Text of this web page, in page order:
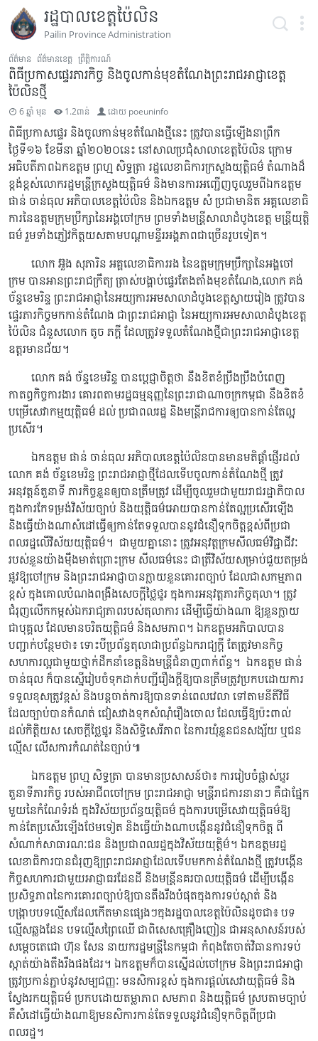
រដ្ឋបាលខេត្តប៉ៃលិន
Pailin Province Administration
ព័ត៌មាន ព័ត៌មានខេត្ត ព្រឹត្តិការណ៍
ពិធីប្រកាសផ្ទេរភារកិច្ច និងចូលកាន់មុខតំណែងព្រះរាជអាជ្ញាខេត្ត
ប៉ៃលិនថ្មី
6 ឆ្នាំ មុន 1.2ពាន់ ដោយ poeuninfo
ពិធីប្រកាសផ្ទេរ និងចូលកាន់មុខតំណែងថ្មីនេះ ត្រូវបានធ្វើឡើងនាព្រឹក
ថ្ងៃទី១៦ ខែមីនា ឆ្នាំ២០២០នេះ នៅសាលប្រជុំសាលាខេត្តប៉ៃលិន ក្រោម
អធិបតីភាពឯកឧត្តម ព្រហ្ម សិទ្ធត្រា រដ្ឋលេខាធិការក្រសួងយុត្តិធម៌ តំណាងដ៏
ខ្ពង់ខ្ពស់លោករដ្ឋមន្ត្រីក្រសួងយុត្តិធម៌ និងមានការអញ្ជើញចូលរួមពីឯកឧត្តម
ផាន់ ចាន់ធុល អភិបាលខេត្តប៉ៃលិន និងឯកឧត្តម សំ ប្រជាមានិត អគ្គលេខាធិ
ការនៃឧត្តមក្រុមប្រឹក្សានៃអង្គចៅក្រម ព្រមទាំងមន្ត្រីសាលាដំបូងខេត្ត មន្ត្រីយុត្តិ
ធម៌ រួមទាំងភ្ញៀវកិត្តយសតាមបណ្តាមន្ទីរអង្គភាពជាច្រើនរូបទៀត។
លោក អ៊ួង សុភារិន អគ្គលេខាធិការរង នៃឧត្តមក្រុមប្រឹក្សានៃអង្គចៅ
ក្រម បានអានព្រះរាជក្រឹត្យ ត្រាស់បង្គាប់ផ្ទេរតែងតាំងមុខតំណែង,លោក គង់
ច័ន្ទខេមរិន្ទ ព្រះរាជអាជ្ញានៃអយ្យការអមសាលាដំបូងខេត្តស្វាយរៀង ត្រូវបាន
ផ្ទេរភារកិច្ចមកកាន់តំណែង ជាព្រះរាជអាជ្ញា នៃអយ្យការអមសាលាដំបូងខេត្ត
ប៉ៃលិន ជំនួសលោក តូច ភក្តី ដែលត្រូវទទួលតំណែងថ្មីជាព្រះរាជអាជ្ញាខេត្ត
ឧត្តរមានជ័យ។
លោក គង់ ច័ន្ទខេមរិន្ទ បានប្តេជ្ញាចិត្តថា នឹងខិតខំប្រឹងប្រឹងបំពេញ
កាតព្វកិច្ចការងារ គោរពតាមរដ្ឋធម្មនុញ្ញនៃព្រះរាជាណាចក្រកម្ពុជា នឹងខិតខំ
បម្រើសេវាកម្មយុត្តិធម៌ ដល់ ប្រជាពលរដ្ឋ និងមន្ត្រីរាជការឲ្យបានកាន់តែល្អ
ប្រសើរ។
ឯកឧត្តម ផាន់ ចាន់ធុល អភិបាលខេត្តប៉ៃលិនបានមានមតិផ្តាំផ្ញើរដល់
លោក គង់ ច័ន្ទខេមរិន្ទ ព្រះរាជអាជ្ញាថ្មីដែលទើបចូលកាន់តំណែងថ្មី ត្រូវ
អនុវត្តន៍តួនាទី ភារកិច្ចខ្លួនឲ្យបានត្រឹមត្រូវ ដើម្បីចូលរួមជាមួយរាជរដ្ឋាភិបាល
ក្នុងការកែទម្រង់វិស័យច្បាប់ និងយុត្តិធម៌អោយបានកាន់តែល្អប្រសើរឡើង
និងធ្វើយ៉ាងណាសំដៅធ្វើឲ្យកាន់តែទទួលបាននូវជំនឿទុកចិត្តខ្ពស់ពីប្រជា
ពលរដ្ឋលើវិស័យយុត្តិធម៌។ ជាមួយគ្នានោះ ត្រូវអនុវត្តក្រមសីលធម៌វិជ្ជាជីវៈ
របស់ខ្លួនយ៉ាងម៉ឹងមាត់ព្រោះក្រម សីលធម៌នេះ ជាត្រីវិស័យសម្រាប់ជួយតម្រង់
ផ្លូវឱ្យចៅក្រម និងព្រះរាជអាជ្ញាបានក្លាយខ្លួនគោរពច្បាប់ ដែលជាសកម្មភាព
ខ្ពស់ ក្នុងគោលបំណងពង្រឹងសេចក្តីថ្លៃថ្នូរ ក្នុងការអនុវត្តភារកិច្ចតុលា។ ត្រូវ
ជំរុញលើកកម្ពស់ឯករាជ្យភាពរបស់តុលាការ ដើម្បីធ្វើយ៉ាងណា ឱ្យខ្លួនក្លាយ
ជាបុគ្គល ដែលមានចរិតយុត្តិធម៌ និងសមភាព។ ឯកឧត្តមអភិបាលបាន
បញ្ជាក់បន្ថែមថា៖ ទោះបីប្រព័ន្ធតុលាជាប្រព័ន្ធឯករាជ្យក្តី តែត្រូវមានកិច្ច
សហការល្អជាមួយថ្នាក់ដឹកនាំខេត្តនិងមន្ត្រីជំនាញពាក់ព័ន្ធ។ ឯកឧត្តម ផាន់
ចាន់ធុល ក៏បានស្នើរៀបចំទុកដាក់បញ្ជីរឿងក្តីឱ្យបានត្រឹមត្រូវប្រកបដោយការ
ទទួលខុសត្រូវខ្ពស់ និងបន្តចាត់ការឱ្យបានទាន់ពេលវេលា ទៅតាមនីតីវិធី
ដែលច្បាប់បានកំណត់ ជៀសវាងទុកសំណុំរឿងចោល ដែលធ្វើឱ្យប៉ះពាល់
ដល់កិត្តិយស សេចក្តីថ្លៃថ្នូរ និងសិទ្ធិសេរីភាព នៃការឃុំខ្លួនជនសង្ស័យ ឬជន
ល្មើស លើសការកំណត់នៃច្បាប់៕
ឯកឧត្តម ព្រហ្ម សិទ្ធត្រា បានមានប្រសាសន៍ថា៖ ការរៀបចំផ្លាស់ប្តូរ
តួនាទីភារកិច្ច របស់អាជីពចៅក្រម ព្រះរាជអាជ្ញា មន្ត្រីរាជការនានាៗ គឺជាផ្នែក
មួយនៃកំណែទំរង់ ក្នុងវិស័យប្រព័ន្ធយុត្តិធម៌ ក្នុងការបម្រើសេវាយុត្តិធម៌ឱ្យ
កាន់តែប្រសើរឡើងថែមទៀត និងធ្វើយ៉ាងណាបង្កើននូវជំនឿទុកចិត្ត ពី
សំណាក់សាធារណៈជន និងប្រជាពលរដ្ឋក្នុងវិស័យយុត្តិម៌។ ឯកឧត្តមរដ្ឋ
លេខាធិការបានជំរុញឱ្យព្រះរាជអាជ្ញាដែលទើបមកកាន់តំណែងថ្មី ត្រូវបង្កើន
កិច្ចសហការជាមួយអាជ្ញាធរដែនដី និងមន្ត្រីនគរបាលយុត្តិធម៌ ដើម្បីបង្កើន
ប្រសិទ្ធភាពនៃការគោរពច្បាប់ឱ្យបានតឹងរឹងបំផុតក្នុងការទប់ស្កាត់ និង
បង្ក្រាបបទល្មើសដែលកើតមានផ្សេងៗក្នុងរដ្ឋបាលខេត្តប៉ៃលិនដូចជា៖ បទ
ល្មើសឆ្លងដែន បទល្មើសព្រៃឈើ ជាពិសេសគ្រឿងញៀន ជាអនុសាសន៍របស់
សម្តេចតេជោ ហ៊ុន សែន នាយករដ្ឋមន្ត្រីនៃកម្ពុជា កំពុងតែចាត់វិធានការទប់
ស្កាត់យ៉ាងតឹងរឹងផងដែរ។ ឯកឧត្តមក៏បានស្នើដល់ចៅក្រម និងព្រះរាជអាជ្ញា
ត្រូវប្រកាន់ភ្ជាប់នូវសម្បជញ្ញៈ មនសិការខ្ពស់ ក្នុងការផ្តល់សេវាយុត្តិធម៌ និង
ស្វែងរកយុត្តិធម៌ ប្រកបដោយតម្លាភាព សមភាព និងយុត្តិធម៌ ស្របតាមច្បាប់
គឺសំដៅធ្វើយ៉ាងណាឱ្យមនសិការកាន់តែទទួលនូវជំនឿទុកចិត្តពីប្រជា
ពលរដ្ឋ។